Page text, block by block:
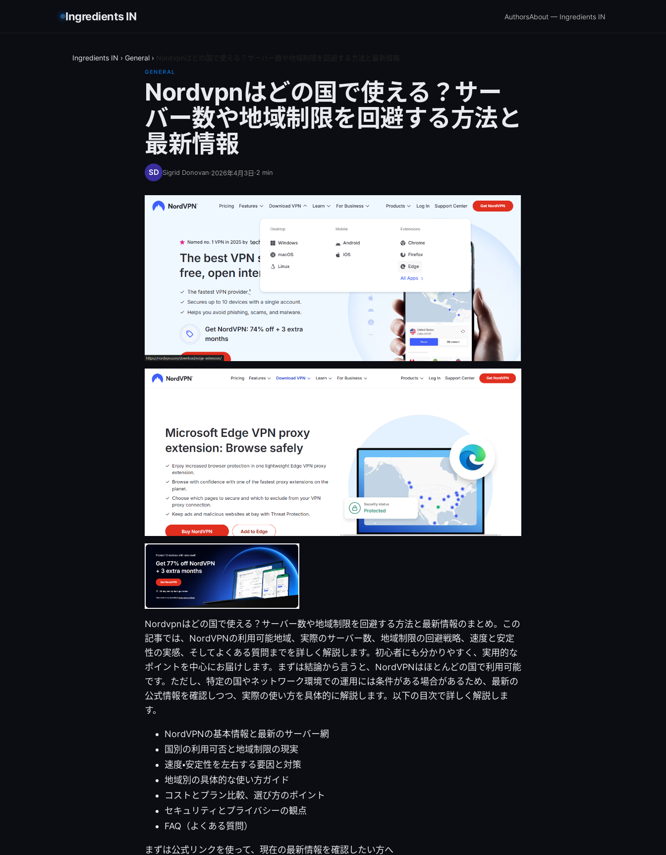
Ingredients IN AuthorsAbout — Ingredients IN
Ingredients IN › General ›
GENERAL
Nordvpnはどの国で使える？サー
バー数や地域制限を回避する方法と
最新情報
Sigrid Donovan·2026年4月3日·2 min
Nordvpnはどの国で使える？サーバー数や地域制限を回避する方法と最新情報のまとめ。この
記事では、NordVPNの利用可能地域、実際のサーバー数、地域制限の回避戦略、速度と安定
性の実感、そしてよくある質問までを詳しく解説します。初心者にも分かりやすく、実用的な
ポイントを中心にお届けします。まずは結論から言うと、NordVPNはほとんどの国で利用可能
です。ただし、特定の国やネットワーク環境での運用には条件がある場合があるため、最新の
公式情報を確認しつつ、実際の使い方を具体的に解説します。以下の目次で詳しく解説しま
す。
NordVPNの基本情報と最新のサーバー網
国別の利用可否と地域制限の現実
速度・安定性を左右する要因と対策
地域別の具体的な使い方ガイド
コストとプラン比較、選び方のポイント
セキュリティとプライバシーの観点
FAQ（よくある質問）
まずは公式リンクを使って、現在の最新情報を確認したい方へ